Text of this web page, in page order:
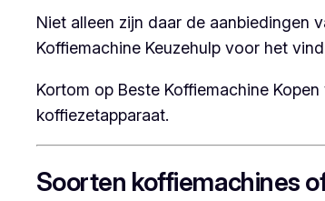
Niet alleen zijn daar de aanbiedingen
Koffiemachine Keuzehulp voor het
Kortom op Beste Koffiemachine
koffiezetapparaat.
Soorten koffiemachines